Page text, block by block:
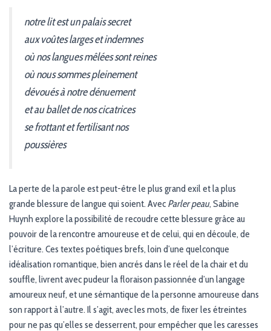
notre lit est un palais secret
aux voûtes larges et indemnes
où nos langues mêlées sont reines
où nous sommes pleinement
dévoués à notre dénuement
et au ballet de nos cicatrices
se frottant et fertilisant nos
poussières
La perte de la parole est peut-être le plus grand exil et la plus
grande blessure de langue qui soient. Avec Parler peau, Sabine
Huynh explore la possibilité de recoudre cette blessure grâce au
pouvoir de la rencontre amoureuse et de celui, qui en découle, de
l’écriture. Ces textes poétiques brefs, loin d’une quelconque
idéalisation romantique, bien ancrés dans le réel de la chair et du
souffle, livrent avec pudeur la floraison passionnée d’un langage
amoureux neuf, et une sémantique de la personne amoureuse dans
son rapport à l’autre. Il s’agit, avec les mots, de fixer les étreintes
pour ne pas qu’elles se desserrent, pour empêcher que les caresses